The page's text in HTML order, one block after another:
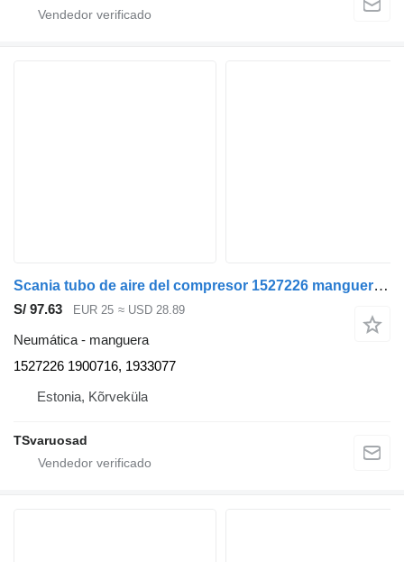
Scania tubo de aire del compresor 1527226 manguera para Scania P230 cabeza tractora
S/ 97.63 EUR 25 ≈ USD 28.89
Neumática - manguera
1527226 1900716, 1933077
Estonia, Kõrveküla
TSvaruosad